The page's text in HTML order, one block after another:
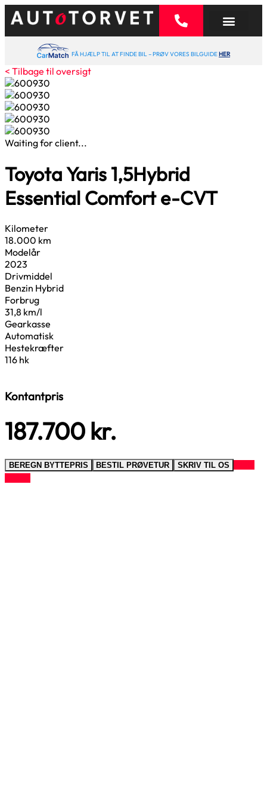
FÅ HJÆLP TIL AT FINDE BIL – PRØV VORES BILGUIDEHER
< Tilbage til oversigt
Waiting for client...
Toyota Yaris 1,5Hybrid
Essential Comfort e-CVT
Kilometer
18.000 km
Modelår
2023
Drivmiddel
Benzin Hybrid
Forbrug
31,8 km/l
Gearkasse
Automatisk
Hestekræfter
116 hk
Kontantpris
187.700 kr.
BEREGN BYTTEPRIS BESTIL PRØVETUR SKRIV TIL OS